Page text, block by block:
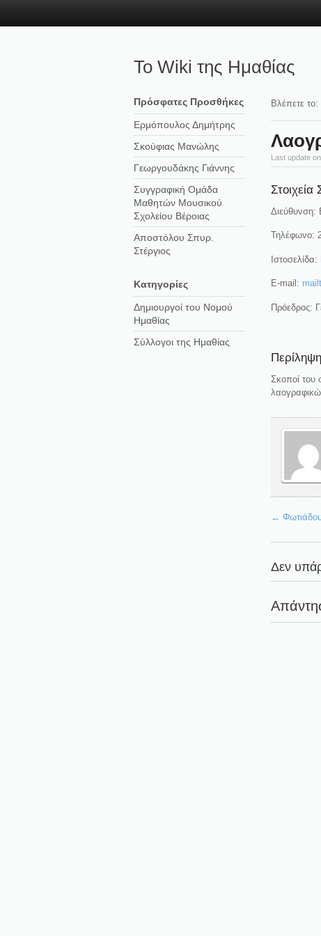
Το Wiki της Ημαθίας
Βλέπετε το:
Last update on
Διεύθυνση:
Τηλέφωνο:
Ιστοσελίδα:
E-mail:
Πρόεδρος:
Σκοποί του
←
Δεν
Πρόσφατες Προσθήκες
Ερμόπουλος Δημήτρης
Σκούφιας Μανώλης
Γεωργουδάκης Γιάννης
Συγγραφική Ομάδα
Μαθητών Μουσικού
Σχολείου Βέροιας
Αποστόλου Σπυρ.
Στέργιος
Kατηγορίες
Δημιουργοί του Νομού
Ημαθίας
Σύλλογοι της Ημαθίας